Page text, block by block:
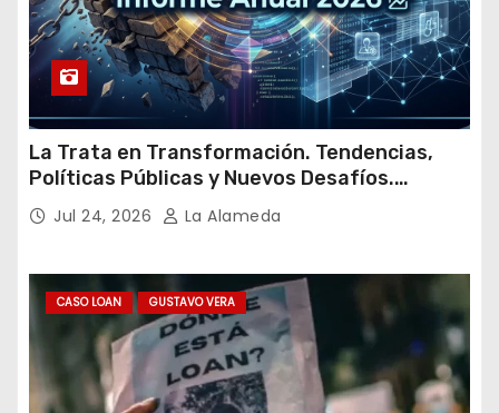
La Trata en Transformación. Tendencias,
Políticas Públicas y Nuevos Desafíos.
Argentina y el Mundo – Julio 2026
Jul 24, 2026 La Alameda
CASO LOAN GUSTAVO VERA